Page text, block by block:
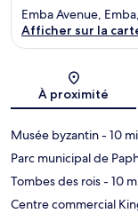
Emba Avenue,
Afficher sur la
À proximité
Musée byzantin- 10
Parc municipal de
Tombes des rois- 10
Centre commercial